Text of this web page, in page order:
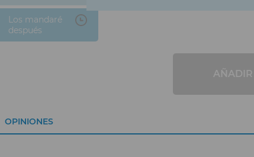
Los mandaré
después
OPINIONES